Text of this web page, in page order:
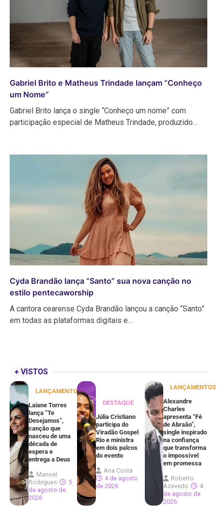
Gabriel Brito e Matheus Trindade lançam “Conheço
um Nome”
Gabriel Brito lança o single “Conheço um nome” com
participação especial de Matheus Trindade, produzido…
Cyda Brandão lança “Santo” sua nova canção no
estilo pentecaworship
A cantora cearense Cyda Brandão lançou a canção “Santo”
em todas as plataformas digitais e…
+ VISTOS
LANÇAMENTOS
Laiane Torres
lança “Te
Desejamos”,
canção que
nasceu de uma
década de
espera e
entrega a Deus
Manoel
Rodrigues
5
de agosto de
2026
DESTAQUE
Júlia Cristiano
participa do
Viradão Gospel
Rio e ministra
em dois palcos
do evento
Ana Costa
4 de agosto
de 2026
LANÇAMENTOS
Alexandre
Charles
apresenta “Fé
de Abraão”,
single inspirado
na confiança
que transforma
o impossível
em promessa
Roberto
Azevedo
4
de agosto de
2026